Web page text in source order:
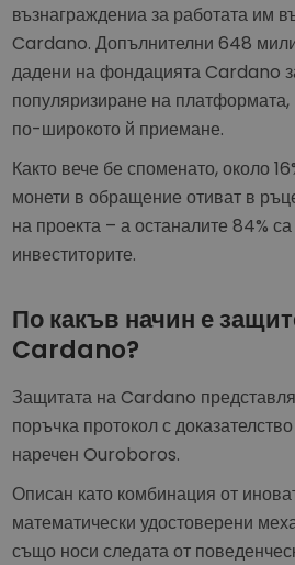
възнаграждениа за работата им
Cardano. Допълнителни 648
дадени на фондацията Cardano
популяризиране на платформата,
по-широкото й приемане.
Както вече бе споменато, около
монети в обращение отиват в
на проекта – а останалите 84%
инвеститорите.
По какъв начин е
Cardano?
Защитата на Cardano
поръчка протокол с
наречен Ouroboros.
Описан като комбинация от
математически удостоверени
също носи следата от